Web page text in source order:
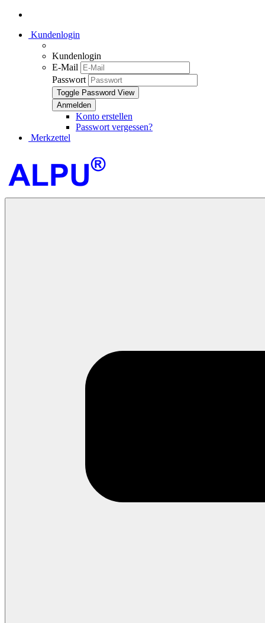
Kundenlogin
Kundenlogin
E-Mail
Passwort
Toggle Password View
Konto erstellen
Passwort vergessen?
Merkzettel